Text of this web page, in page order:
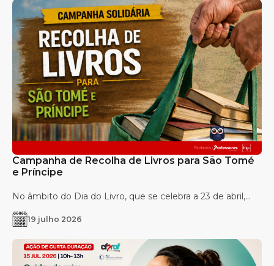
Campanha de Recolha de Livros para São Tomé
e Príncipe
No âmbito do Dia do Livro, que se celebra a 23 de abril,...
19 julho 2026